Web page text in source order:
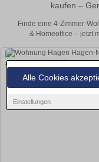
Alle Cookies
Einstellungen
kaufen –
Finde eine 4-Zimmer-
& Homeoffice – jetzt